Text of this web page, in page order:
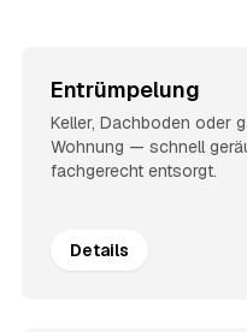
Entrümpelung
Keller, Dachboden oder
Wohnung — schnell
fachgerecht entsorgt.
Details